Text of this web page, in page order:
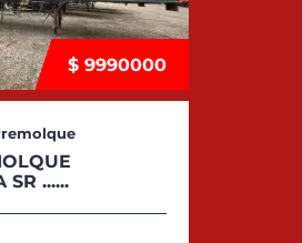
$ 9990000
SR ......